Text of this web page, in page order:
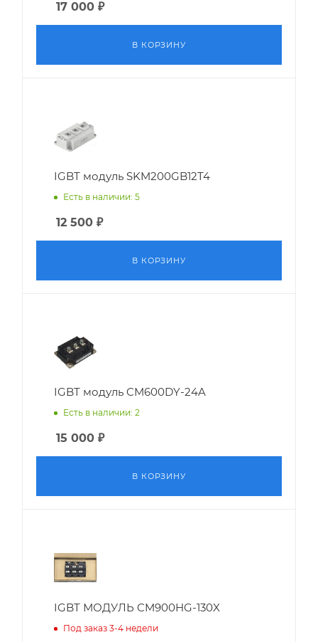
17 000 ₽
В КОРЗИНУ
IGBT модуль SKM200GB12T4
Есть в наличии: 5
12 500 ₽
В КОРЗИНУ
IGBT модуль CM600DY-24A
Есть в наличии: 2
15 000 ₽
В КОРЗИНУ
IGBT МОДУЛЬ CM900HG-130X
Под заказ 3-4 недели